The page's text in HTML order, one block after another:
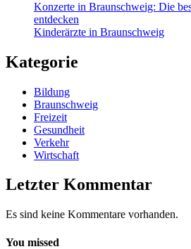
Konzerte in Braunschweig: Die
entdecken
Kinderärzte in Braunschweig
Kategorie
Bildung
Braunschweig
Freizeit
Gesundheit
Verkehr
Wirtschaft
Letzter Kommentar
Es sind keine Kommentare vorhanden.
You missed